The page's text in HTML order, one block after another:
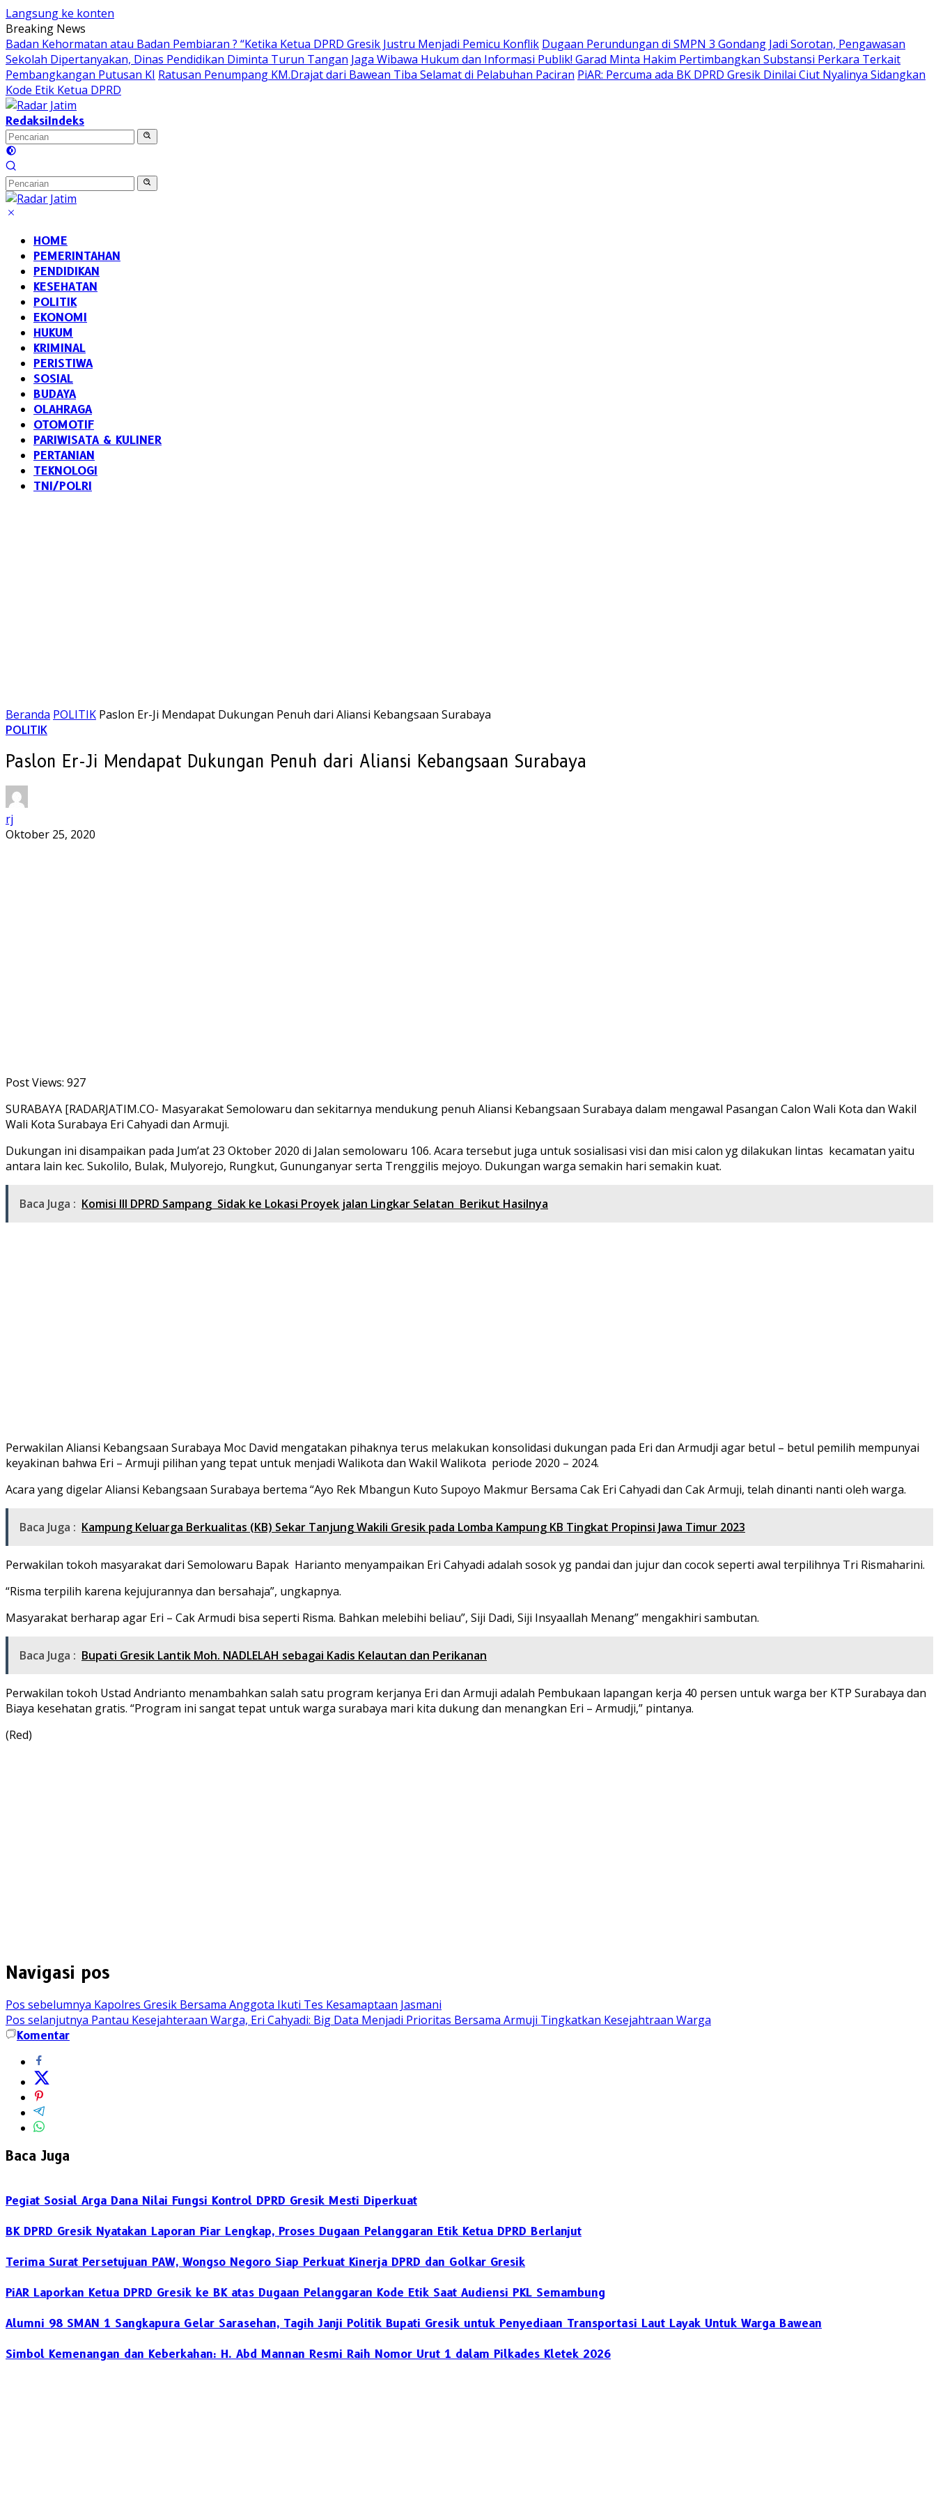
Langsung ke konten
Breaking News
Badan Kehormatan atau Badan Pembiaran ? “Ketika Ketua DPRD Gresik Justru Menjadi Pemicu Konflik Dugaan Perundungan di SMPN 3 Gondang Jadi Sorotan, Pengawasan
Sekolah Dipertanyakan, Dinas Pendidikan Diminta Turun Tangan Jaga Wibawa Hukum dan Informasi Publik! Garad Minta Hakim Pertimbangkan Substansi Perkara Terkait
Pembangkangan Putusan KI Ratusan Penumpang KM.Drajat dari Bawean Tiba Selamat di Pelabuhan Paciran PiAR: Percuma ada BK DPRD Gresik Dinilai Ciut Nyalinya Sidangkan
Kode Etik Ketua DPRD
RedaksiIndeks
HOME
PEMERINTAHAN
PENDIDIKAN
KESEHATAN
POLITIK
EKONOMI
HUKUM
KRIMINAL
PERISTIWA
SOSIAL
BUDAYA
OLAHRAGA
OTOMOTIF
PARIWISATA & KULINER
PERTANIAN
TEKNOLOGI
TNI/POLRI
Beranda POLITIK Paslon Er-Ji Mendapat Dukungan Penuh dari Aliansi Kebangsaan Surabaya
POLITIK
Paslon Er-Ji Mendapat Dukungan Penuh dari Aliansi Kebangsaan Surabaya
rj
Oktober 25, 2020
Post Views: 927
SURABAYA [RADARJATIM.CO- Masyarakat Semolowaru dan sekitarnya mendukung penuh Aliansi Kebangsaan Surabaya dalam mengawal Pasangan Calon Wali Kota dan Wakil
Wali Kota Surabaya Eri Cahyadi dan Armuji.
Dukungan ini disampaikan pada Jum’at 23 Oktober 2020 di Jalan semolowaru 106. Acara tersebut juga untuk sosialisasi visi dan misi calon yg dilakukan lintas kecamatan yaitu
antara lain kec. Sukolilo, Bulak, Mulyorejo, Rungkut, Gununganyar serta Trenggilis mejoyo. Dukungan warga semakin hari semakin kuat.
Baca Juga : Komisi III DPRD Sampang Sidak ke Lokasi Proyek jalan Lingkar Selatan Berikut Hasilnya
Perwakilan Aliansi Kebangsaan Surabaya Moc David mengatakan pihaknya terus melakukan konsolidasi dukungan pada Eri dan Armudji agar betul – betul pemilih mempunyai
keyakinan bahwa Eri – Armuji pilihan yang tepat untuk menjadi Walikota dan Wakil Walikota periode 2020 – 2024.
Acara yang digelar Aliansi Kebangsaan Surabaya bertema “Ayo Rek Mbangun Kuto Supoyo Makmur Bersama Cak Eri Cahyadi dan Cak Armuji, telah dinanti nanti oleh warga.
Baca Juga : Kampung Keluarga Berkualitas (KB) Sekar Tanjung Wakili Gresik pada Lomba Kampung KB Tingkat Propinsi Jawa Timur 2023
Perwakilan tokoh masyarakat dari Semolowaru Bapak Harianto menyampaikan Eri Cahyadi adalah sosok yg pandai dan jujur dan cocok seperti awal terpilihnya Tri Rismaharini.
“Risma terpilih karena kejujurannya dan bersahaja”, ungkapnya.
Masyarakat berharap agar Eri – Cak Armudi bisa seperti Risma. Bahkan melebihi beliau”, Siji Dadi, Siji Insyaallah Menang” mengakhiri sambutan.
Baca Juga : Bupati Gresik Lantik Moh. NADLELAH sebagai Kadis Kelautan dan Perikanan
Perwakilan tokoh Ustad Andrianto menambahkan salah satu program kerjanya Eri dan Armuji adalah Pembukaan lapangan kerja 40 persen untuk warga ber KTP Surabaya dan
Biaya kesehatan gratis. “Program ini sangat tepat untuk warga surabaya mari kita dukung dan menangkan Eri – Armudji,” pintanya.
(Red)
Navigasi pos
Pos sebelumnya Kapolres Gresik Bersama Anggota Ikuti Tes Kesamaptaan Jasmani
Pos selanjutnya Pantau Kesejahteraan Warga, Eri Cahyadi: Big Data Menjadi Prioritas Bersama Armuji Tingkatkan Kesejahtraan Warga
Komentar
Baca Juga
Pegiat Sosial Arga Dana Nilai Fungsi Kontrol DPRD Gresik Mesti Diperkuat
BK DPRD Gresik Nyatakan Laporan Piar Lengkap, Proses Dugaan Pelanggaran Etik Ketua DPRD Berlanjut
Terima Surat Persetujuan PAW, Wongso Negoro Siap Perkuat Kinerja DPRD dan Golkar Gresik
PiAR Laporkan Ketua DPRD Gresik ke BK atas Dugaan Pelanggaran Kode Etik Saat Audiensi PKL Semambung
Alumni 98 SMAN 1 Sangkapura Gelar Sarasehan, Tagih Janji Politik Bupati Gresik untuk Penyediaan Transportasi Laut Layak Untuk Warga Bawean
Simbol Kemenangan dan Keberkahan: H. Abd Mannan Resmi Raih Nomor Urut 1 dalam Pilkades Kletek 2026